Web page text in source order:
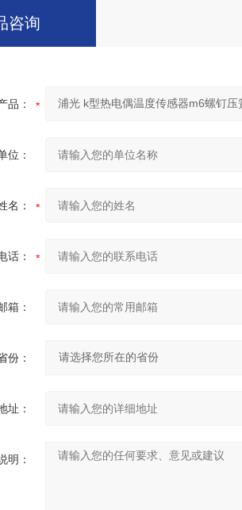
咨询
品：
位：
名：
话：
箱：
份：
址：
明：